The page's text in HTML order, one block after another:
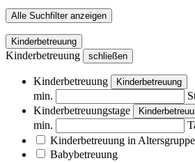
Alle Suchfilter anzeigen
Kinderbetreuung
Kinderbetreuung schließen
Kinderbetreuung Kinderbetreuung
min.
Kinderbetreuungstage
min.
Kinderbetreuung in
Babybetreuung